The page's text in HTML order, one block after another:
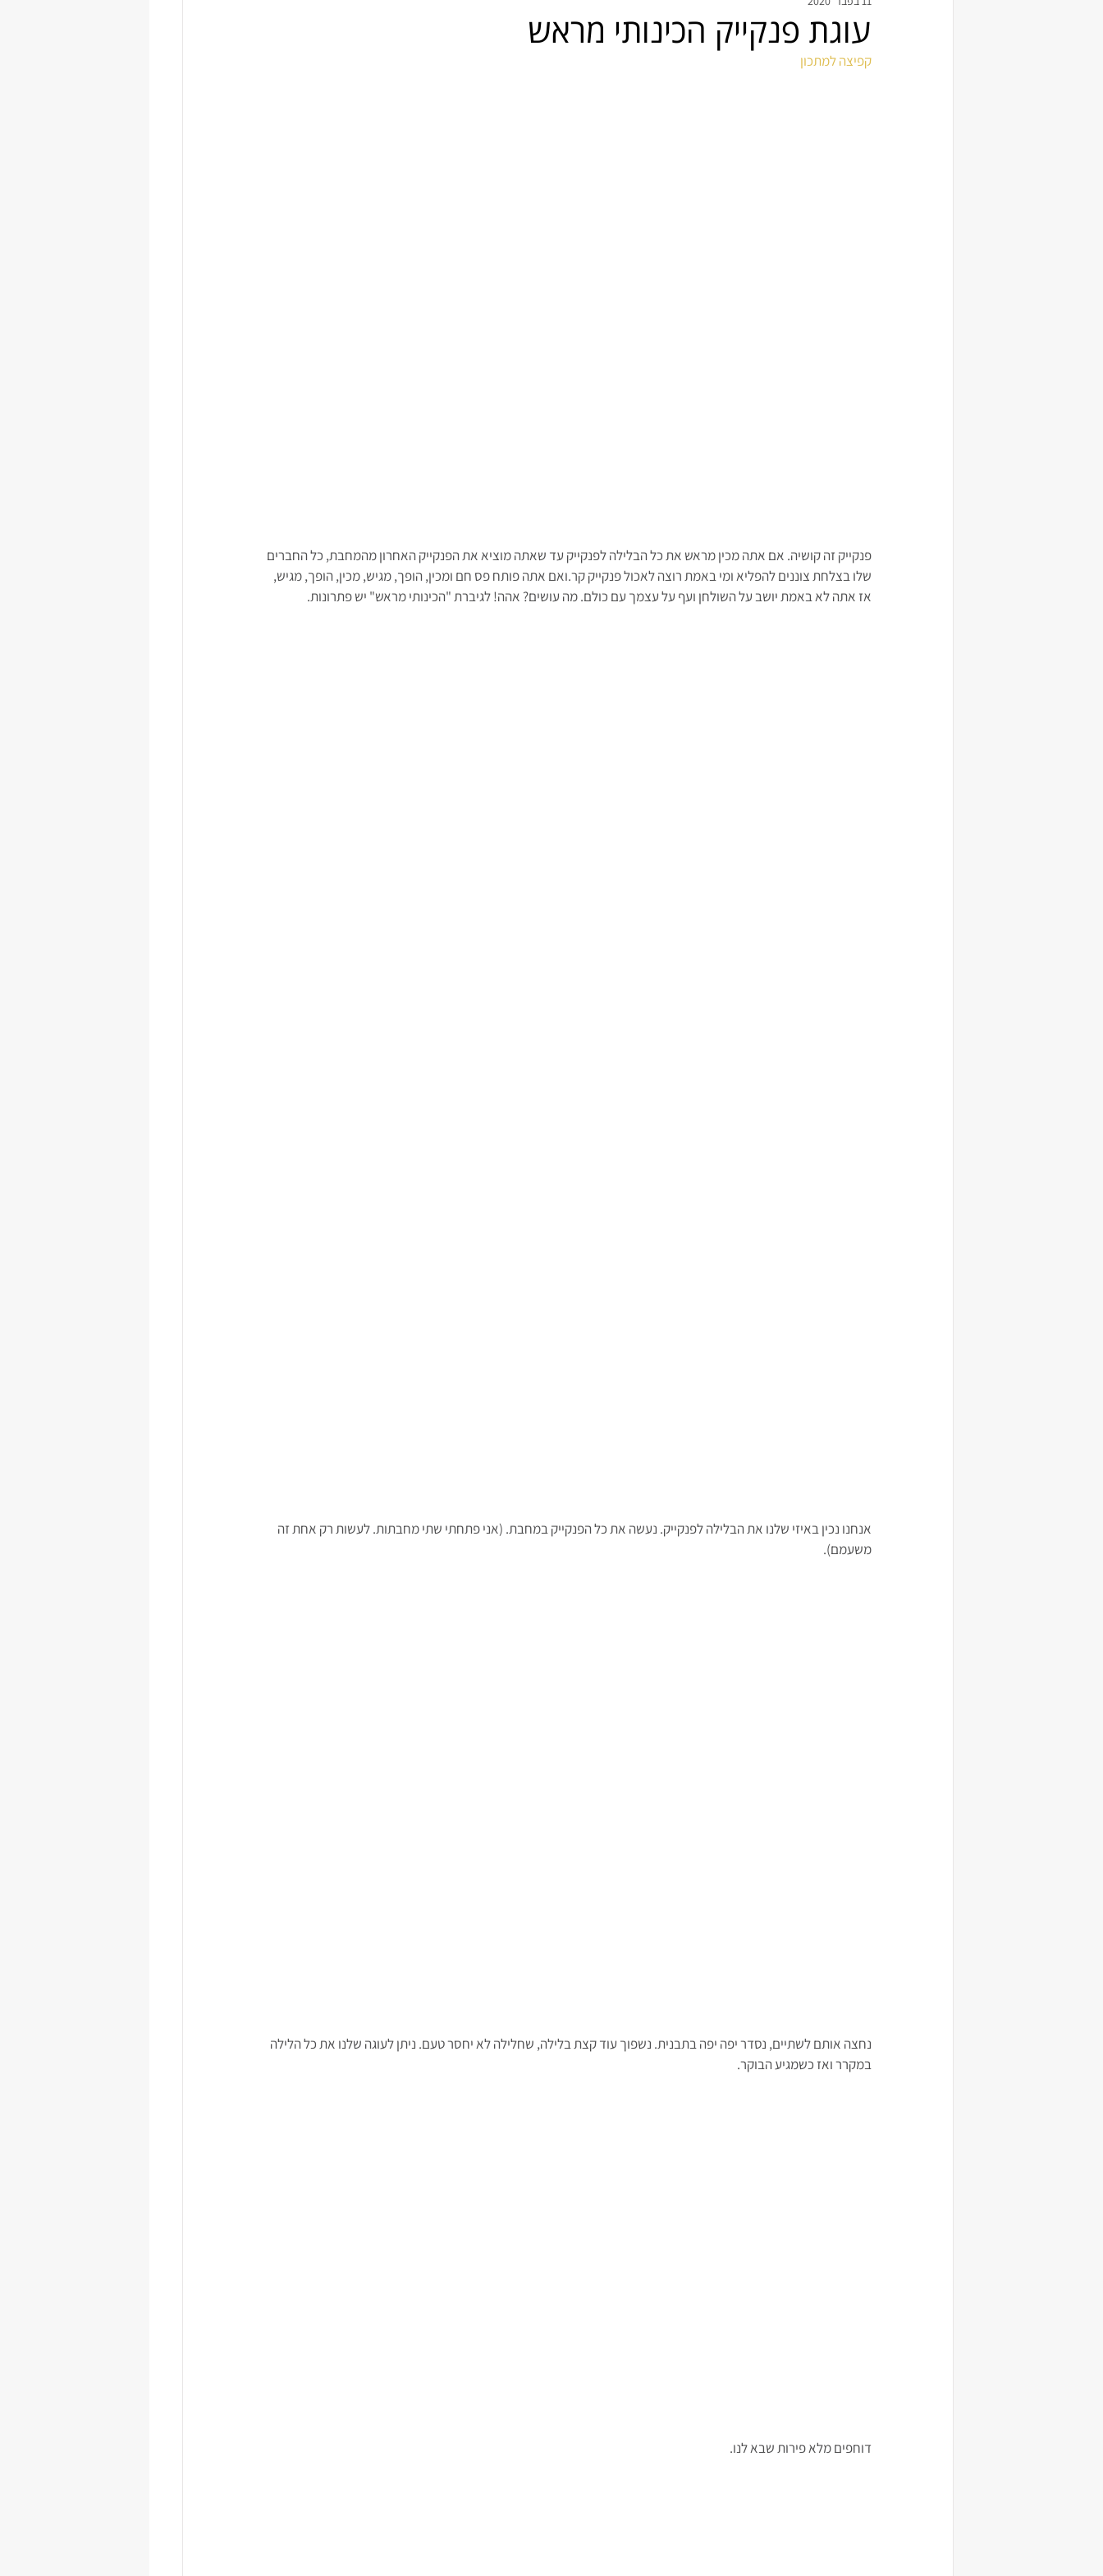
עוגת פנקייק הכינותי מראש
קפיצה למתכון
פנקייק זה קושיה. אם אתה מכין מראש את כל הבלילה לפנקייק עד שאתה מוציא את הפנקייק האחרון מהמחבת, כל החברים
שלו בצלחת צוננים להפליא ומי באמת רוצה לאכול פנקייק קר.ואם אתה פותח פס חם ומכין, הופך, מגיש, מכין, הופך, מגיש,
אז אתה לא באמת יושב על השולחן ועף על עצמך עם כולם. מה עושים? אהה! לגיברת "הכינותי מראש" יש פתרונות.
אנחנו נכין באיזי שלנו את הבלילה לפנקייק. נעשה את כל הפנקייק במחבת. (אני פתחתי שתי מחבתות. לעשות רק אחת זה
משעמם).
נחצה אותם לשתיים, נסדר יפה יפה בתבנית. נשפוך עוד קצת בלילה, שחלילה לא יחסר טעם. ניתן לעוגה שלנו את כל הלילה
במקרר ואז כשמגיע הבוקר.
דוחפים מלא פירות שבא לנו.